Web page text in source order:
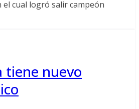
el cual logró salir campeón
tiene nuevo